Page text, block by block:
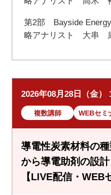
第2部 Bayside
略アナリスト 大串
2026年08月28日（金）
複数講師 WEBセミ
導電性炭素材料の
から導電助剤の設
【LIVE配信・WEB